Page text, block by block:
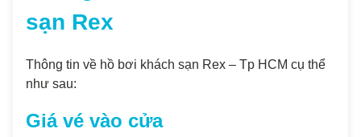
sạn Rex
Thông tin về hồ bơi khách sạn Rex – Tp HCM cụ thể
như sau:
Giá vé vào cửa